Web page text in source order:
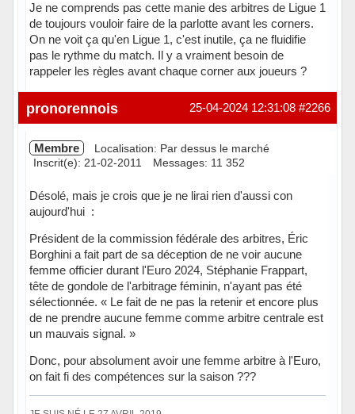
Je ne comprends pas cette manie des arbitres de Ligue 1
de toujours vouloir faire de la parlotte avant les corners.
On ne voit ça qu'en Ligue 1, c'est inutile, ça ne fluidifie
pas le rythme du match. Il y a vraiment besoin de
rappeler les règles avant chaque corner aux joueurs ?
Hors ligne #2266
25-04-2024 12:31:08
pronorennois
Membre
Localisation: Par dessus le marché
Inscrit(e): 21-02-2011
Messages: 11 352
Désolé, mais je crois que je ne lirai rien d'aussi con
aujourd'hui :
Président de la commission fédérale des arbitres, Éric
Borghini a fait part de sa déception de ne voir aucune
femme officier durant l'Euro 2024, Stéphanie Frappart,
tête de gondole de l'arbitrage féminin, n'ayant pas été
sélectionnée. « Le fait de ne pas la retenir et encore plus
de ne prendre aucune femme comme arbitre centrale est
un mauvais signal. »
Donc, pour absolument avoir une femme arbitre à l'Euro,
on fait fi des compétences sur la saison ???